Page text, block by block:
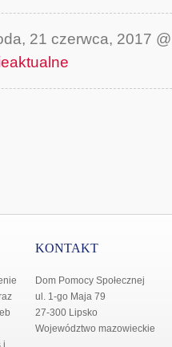
21 czerwca, 2017
i
KONTAKT
Dom Pomocy Społecznej
ul. 1-go Maja 79
27-300 Lipsko
Województwo mazowieckie